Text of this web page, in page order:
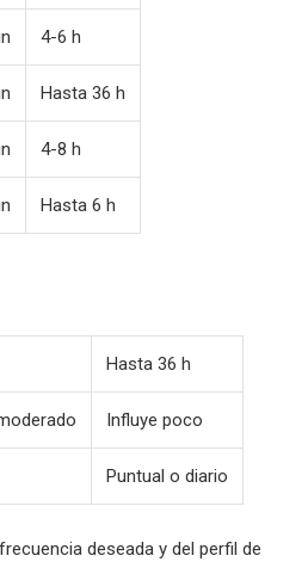
4-6 h
Hasta 36 h
4-8 h
Hasta 6 h
Hasta 36 h
Influye poco
Puntual o diario
deseada y del perfil de